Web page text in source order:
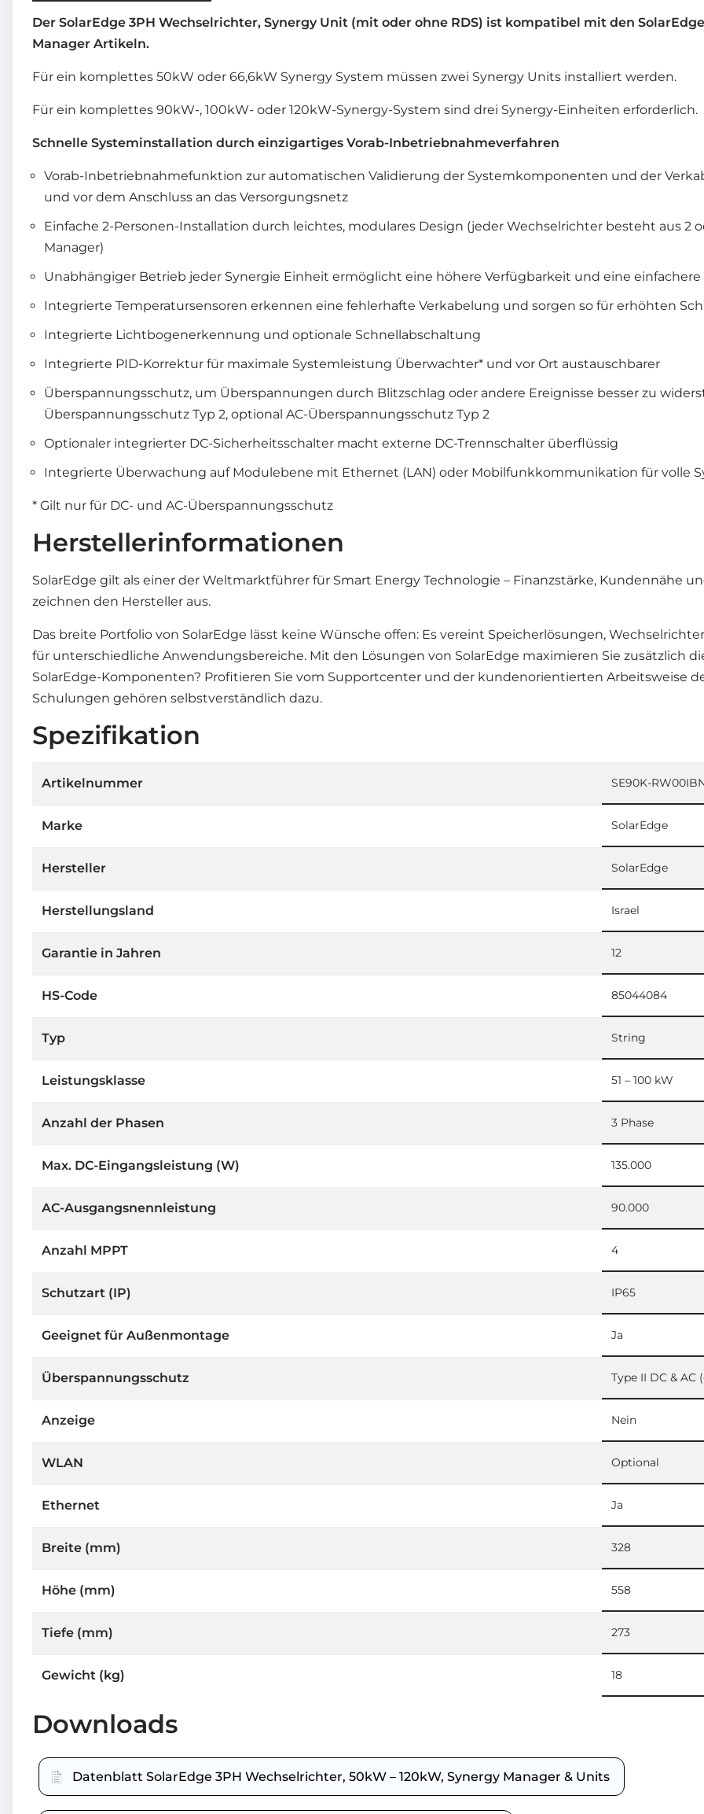
Der SolarEdge 3PH Wechselrichter, Synergy Unit (mit oder ohne RDS) ist kompatibel mit den
Manager Artikeln.
Für ein komplettes 50kW oder 66,6kW Synergy System müssen zwei Synergy Units installiert werden.
Für ein komplettes 90kW-, 100kW- oder 120kW-Synergy-System sind drei Synergy-Einheiten erforderlich.
Schnelle Systeminstallation durch einzigartiges Vorab-Inbetriebnahmeverfahren
Vorab-Inbetriebnahmefunktion zur automatischen Validierung der Systemkomponenten und der
und vor dem Anschluss an das Versorgungsnetz
Einfache 2-Personen-Installation durch leichtes, modulares Design (jeder Wechselrichter besteht aus 2
Manager)
Unabhängiger Betrieb jeder Synergie Einheit ermöglicht eine höhere Verfügbarkeit und eine
Integrierte Temperatursensoren erkennen eine fehlerhafte Verkabelung und sorgen so für erhöhten
Integrierte Lichtbogenerkennung und optionale Schnellabschaltung
Integrierte PID-Korrektur für maximale Systemleistung Überwachter* und vor Ort austauschbarer
Überspannungsschutz, um Überspannungen durch Blitzschlag oder andere Ereignisse besser zu
Überspannungsschutz Typ 2, optional AC-Überspannungsschutz Typ 2
Optionaler integrierter DC-Sicherheitsschalter macht externe DC-Trennschalter überflüssig
Integrierte Überwachung auf Modulebene mit Ethernet (LAN) oder Mobilfunkkommunikation für volle
* Gilt nur für DC- und AC-Überspannungsschutz
Herstellerinformationen
SolarEdge gilt als einer der Weltmarktführer für Smart Energy Technologie – Finanzstärke, Kundennähe
zeichnen den Hersteller aus.
Das breite Portfolio von SolarEdge lässt keine Wünsche offen: Es vereint Speicherlösungen,
für unterschiedliche Anwendungsbereiche. Mit den Lösungen von SolarEdge maximieren Sie zusätzlich
SolarEdge-Komponenten? Profitieren Sie vom Supportcenter und der kundenorientierten Arbeitsweise
Schulungen gehören selbstverständlich dazu.
Spezifikation
Artikelnummer SE90K-
Marke SolarEdge
Hersteller SolarEdge
Herstellungsland Israel
Garantie in Jahren 12
HS-Code 85044084
Typ String
Leistungsklasse 51 – 100 kW
Anzahl der Phasen 3 Phase
Max. DC-Eingangsleistung (W) 135.000
AC-Ausgangsnennleistung 90.000
Anzahl MPPT 4
Schutzart (IP) IP65
Geeignet für Außenmontage Ja
Überspannungsschutz Type II DC & AC
Anzeige Nein
WLAN Optional
Ethernet Ja
Breite (mm) 328
Höhe (mm) 558
Tiefe (mm) 273
Gewicht (kg) 18
Downloads
Datenblatt SolarEdge 3PH Wechselrichter, 50kW – 120kW, Synergy Manager & Units